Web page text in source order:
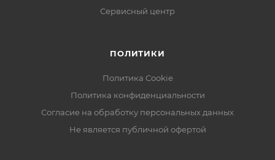
Сервисный центр
ПОЛИТИКИ
Политика Cookie
Политика конфиденциальности
Согласие на обработку персональных данных
Не является публичной офертой